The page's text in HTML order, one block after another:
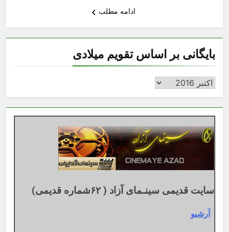
ادامه مطلب
بایگانی بر اساس تقویم میلادی
بایگانی
اساس
تقویم
میلادی
سایت قدیمی سینـمای آزاد ( ۶۲شماره قدیمی)
آرشیو